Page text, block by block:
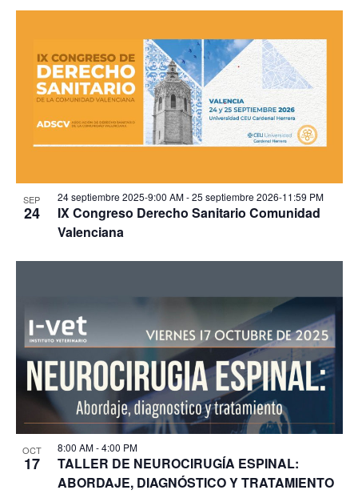
SEP
24
24 septiembre 2025-9:00 AM-25 septiembre 2026-11:59 PM
IX Congreso Derecho Sanitario Comunidad
Valenciana
OCT
17
8:00 AM-4:00 PM
TALLER DE NEUROCIRUGÍA ESPINAL:
ABORDAJE, DIAGNÓSTICO Y TRATAMIENTO